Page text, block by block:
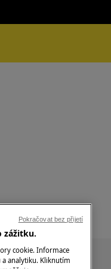
zážitku.
cookie. Informace
analytiku. Kliknutím
Pokračovat bez přijetí